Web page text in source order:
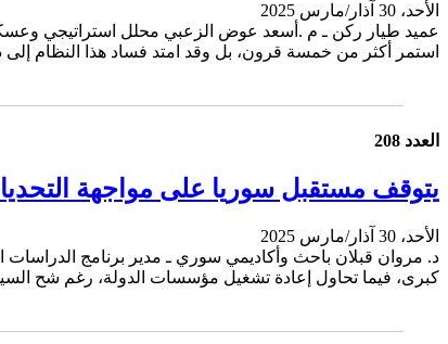
الأحد، 30 آذار/مارس 2025
عميد طيار ركن ـ م .أسعد عوض الزعبي محلل استراتيجي
استمر أكثر من خمسة قرون، بل وقد امتد فساد هذا النظام إلى
العدد 208
يتوقف مستقبل سوريا على مواجهة
الأحد، 30 آذار/مارس 2025
د. مروان قبلان باحث وأكاديمي سوري ـ مدير برنامج الدراسات
كبرى، فيما تحاول إعادة تشغيل مؤسسات الدولة، رغم شح